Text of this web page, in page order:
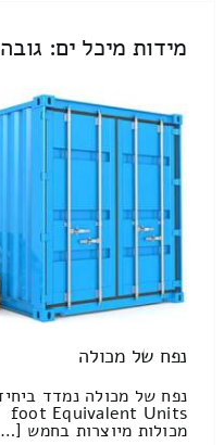
מידות מיכל ים:
נפח של מכולה
foot Equivalent Units
מכולות מיוצרות בחמש